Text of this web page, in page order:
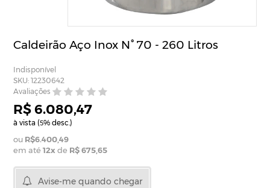
Caldeirão Aço Inox N° 70 - 260 Litros
Indisponível
SKU: 12230642
Avaliações
R$ 6.080,47
à vista (5% desc.)
R$6.400,49
em até12x de R$ 675,65
Avise-me quando chegar